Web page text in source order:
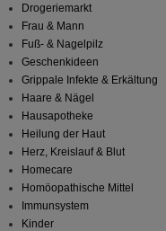
Drogeriemarkt
Frau & Mann
Fuß- & Nagelpilz
Geschenkideen
Grippale Infekte & Erkältung
Haare & Nägel
Hausapotheke
Heilung der Haut
Herz, Kreislauf & Blut
Homecare
Homöopathische Mittel
Immunsystem
Kinder